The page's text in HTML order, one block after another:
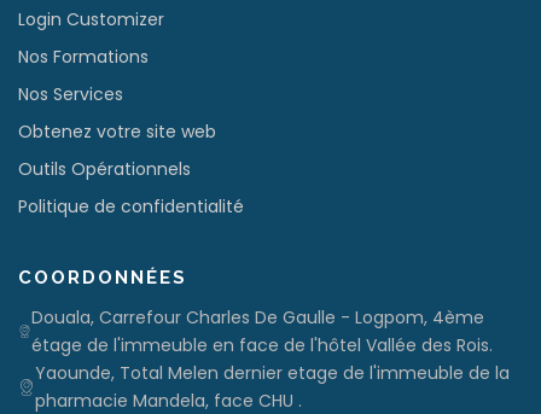
Login Customizer
Nos Formations
Nos Services
Obtenez votre site web
Outils Opérationnels
Politique de confidentialité
COORDONNÉES
Douala, Carrefour Charles De Gaulle - Logpom, 4ème
étage de l'immeuble en face de l'hôtel Vallée des Rois.
Yaounde, Total Melen dernier etage de l'immeuble de la
pharmacie Mandela, face CHU .